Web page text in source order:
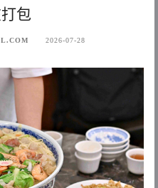
包
2026-07-28